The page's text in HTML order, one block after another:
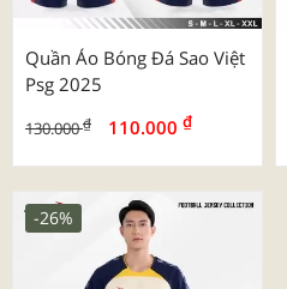
Quần Áo Bóng Đá Sao Việt
Psg 2025
130.000₫ 110.000 ₫
-26%